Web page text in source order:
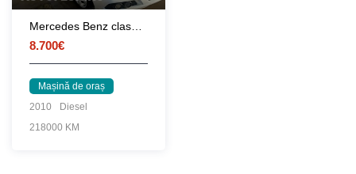
8.700€
Mașină de oraș
2010
Diesel
218000 KM